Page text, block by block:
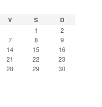
V S D
1
2
7 8
9
14 15
16
21 22
23
28 29
30